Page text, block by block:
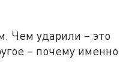
Чем ударили – это
– почему именно